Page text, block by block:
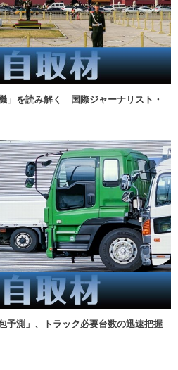
」を読み解く 国際ジャーナリスト・
予測」、トラック必要台数の迅速把握